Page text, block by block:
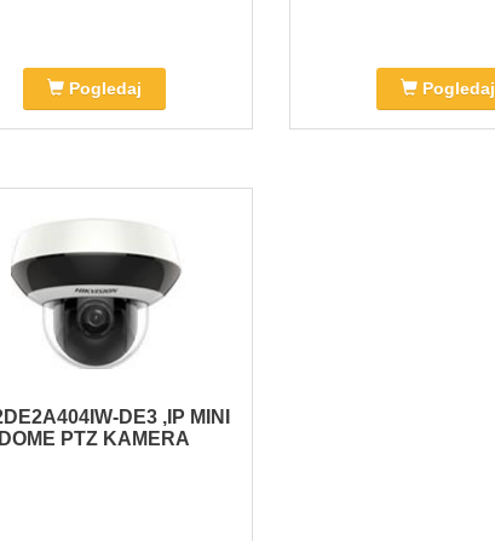
Pogledaj Pogledaj
DE3 ,IP MINI
PTZ KAMERA